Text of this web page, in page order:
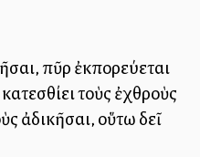
πῦρ ἐκπορεύεται
τοὺς ἐχθροὺς
ἀδικῆσαι, οὕτω δεῖ